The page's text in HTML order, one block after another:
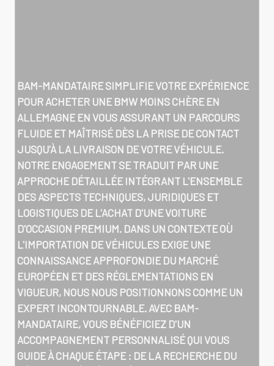
BAM-MANDATAIRE SIMPLIFIE VOTRE EXPÉRIENCE
POUR ACHETER UNE BMW MOINS CHÈRE EN
ALLEMAGNE EN VOUS ASSURANT UN PARCOURS
FLUIDE ET MAÎTRISÉ DÈS LA PRISE DE CONTACT
JUSQU'À LA LIVRAISON DE VOTRE VÉHICULE.
NOTRE ENGAGEMENT SE TRADUIT PAR UNE
APPROCHE DÉTAILLÉE INTÉGRANT L'ENSEMBLE
DES ASPECTS TECHNIQUES, JURIDIQUES ET
LOGISTIQUES DE L'ACHAT D'UNE VOITURE
D'OCCASION PREMIUM. DANS UN CONTEXTE OÙ
L'IMPORTATION DE VÉHICULES EXIGE UNE
CONNAISSANCE APPROFONDIE DU MARCHÉ
EUROPÉEN ET DES RÉGLEMENTATIONS EN
VIGUEUR, NOUS NOUS POSITIONNONS COMME UN
EXPERT INCONTOURNABLE. AVEC BAM-
MANDATAIRE, VOUS BÉNÉFICIEZ D'UN
ACCOMPAGNEMENT PERSONNALISÉ QUI VOUS
GUIDE À CHAQUE ÉTAPE : DE LA RECHERCHE DU